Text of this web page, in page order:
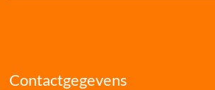
Contactgegevens